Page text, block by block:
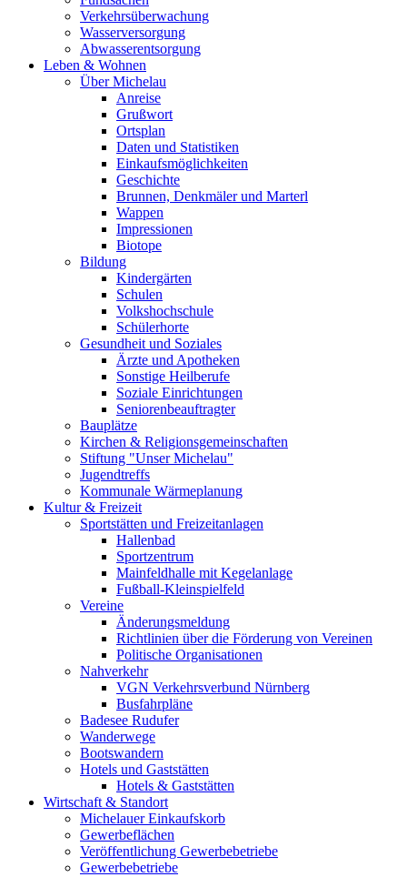
Verkehrsüberwachung
Wasserversorgung
Abwasserentsorgung
Leben & Wohnen
Über Michelau
Anreise
Grußwort
Ortsplan
Daten und Statistiken
Einkaufsmöglichkeiten
Geschichte
Brunnen, Denkmäler und Marterl
Wappen
Impressionen
Biotope
Bildung
Kindergärten
Schulen
Volkshochschule
Schülerhorte
Gesundheit und Soziales
Ärzte und Apotheken
Sonstige Heilberufe
Soziale Einrichtungen
Seniorenbeauftragter
Bauplätze
Kirchen & Religionsgemeinschaften
Stiftung "Unser Michelau"
Jugendtreffs
Kommunale Wärmeplanung
Kultur & Freizeit
Sportstätten und Freizeitanlagen
Hallenbad
Sportzentrum
Mainfeldhalle mit Kegelanlage
Fußball-Kleinspielfeld
Vereine
Änderungsmeldung
Richtlinien über die Förderung von Vereinen
Politische Organisationen
Nahverkehr
VGN Verkehrsverbund Nürnberg
Busfahrpläne
Badesee Rudufer
Wanderwege
Bootswandern
Hotels und Gaststätten
Hotels & Gaststätten
Wirtschaft & Standort
Michelauer Einkaufskorb
Gewerbeflächen
Veröffentlichung Gewerbebetriebe
Gewerbebetriebe